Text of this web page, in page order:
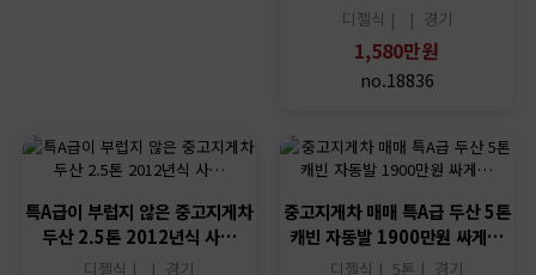
디젤식 | | 경기
1,580만원
no.18836
특A급이 부럽지 않은 중고지게차
두산 2.5톤 2012년식 사…
디젤식 | | 경기
중고지게차 매매 특A급 두산 5톤
캐빈 자동발 1900만원 싸게…
디젤식 |5톤 | 경기